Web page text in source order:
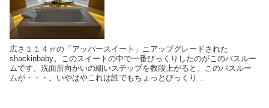
広さ１１４㎡の「アッパースイート」ニアップグレードされた
shackinbaby。このスイートの中で一番びっくりしたのがこのバスルー
ムです。洗面所向かいの細いステップを数段上がると、このバスルー
ムが・・・。いやはやこれは誰でもちょっとびっくり...